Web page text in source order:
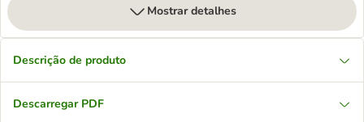
Mostrar detalhes
Descrição de produto
Descarregar PDF